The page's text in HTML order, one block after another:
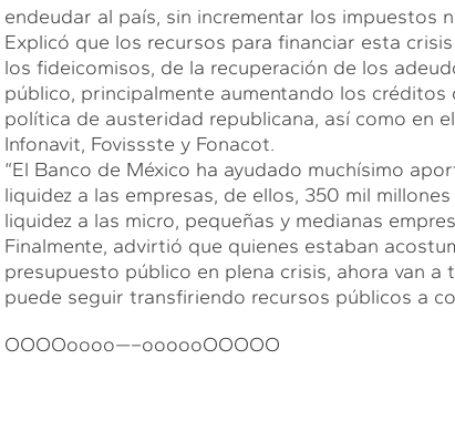
endeudar al país, sin incrementar los impuestos
Explicó que los recursos para financiar esta
los fideicomisos, de la recuperación de los
público, principalmente aumentando los
política de austeridad republicana, así como en
Infonavit, Fovissste y Fonacot.
“El Banco de México ha ayudado muchísimo
liquidez a las empresas, de ellos, 350 mil
liquidez a las micro, pequeñas y medianas
Finalmente, advirtió que quienes estaban
presupuesto público en plena crisis, ahora van
puede seguir transfiriendo recursos públicos a
OOOOoooo—–oooooOOOOO